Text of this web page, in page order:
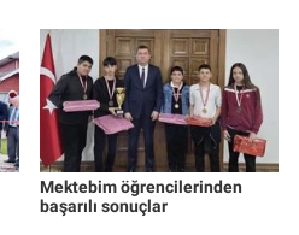
Mektebim öğrencilerinden
başarılı sonuçlar